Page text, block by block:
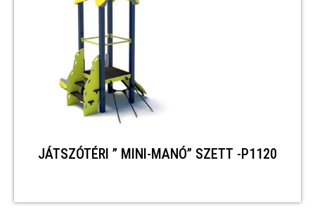
JÁTSZÓTÉRI ” MINI-MANÓ” SZETT -P1120